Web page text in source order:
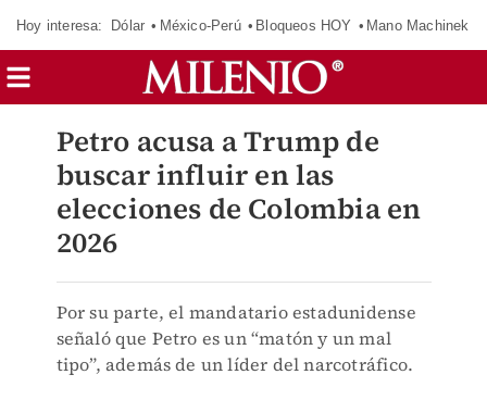
Hoy interesa: Dólar México-Perú Bloqueos HOY Mano Machinek
Petro acusa a Trump de
buscar influir en las
elecciones de Colombia en
2026
Por su parte, el mandatario estadunidense
señaló que Petro es un “matón y un mal
tipo”, además de un líder del narcotráfico.